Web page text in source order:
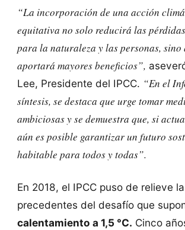
“La incorporación de una acción
equitativa no solo reducirá las
para la naturaleza y las personas, sino
aportará mayores beneficios”,
Lee, Presidente del IPCC. “En el
síntesis, se destaca que urge tomar
ambiciosasy se demuestra que, si
aún es posible garantizar un futuro
habitable para todos y todas”.
En 2018, el IPCC puso de relieve
precedentes del desafío que
calentamiento a 1,5 °C. Cinco